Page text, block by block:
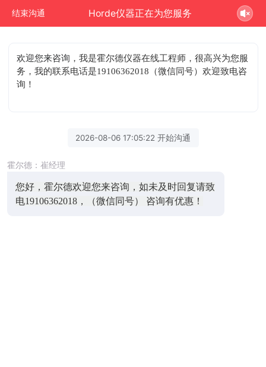
结束沟通 Horde仪器正在为您服务
欢迎您来咨询 ，我是霍尔德仪器在线工程师，很高兴为您服
务，我的联系电话是19106362018（微信同号）欢迎致电咨
询！
2026-08-06 17:05:22 开始沟通
霍尔德：崔经理
您好，霍尔德欢迎您来咨询，如未及时回复请致
电19106362018，（微信同号） 咨询有优惠！